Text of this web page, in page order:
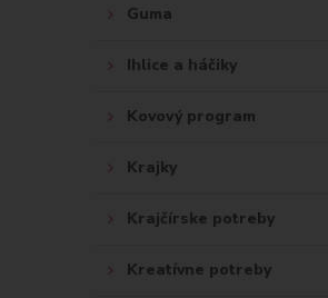
Guma
Ihlice a háčiky
Kovový program
Krajky
Krajčírske potreby
Kreatívne potreby